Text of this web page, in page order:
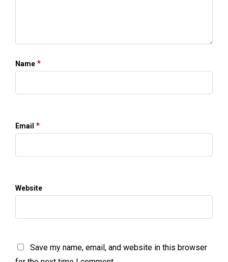
Name *
Email *
Website
Save my name, email, and website in this browser